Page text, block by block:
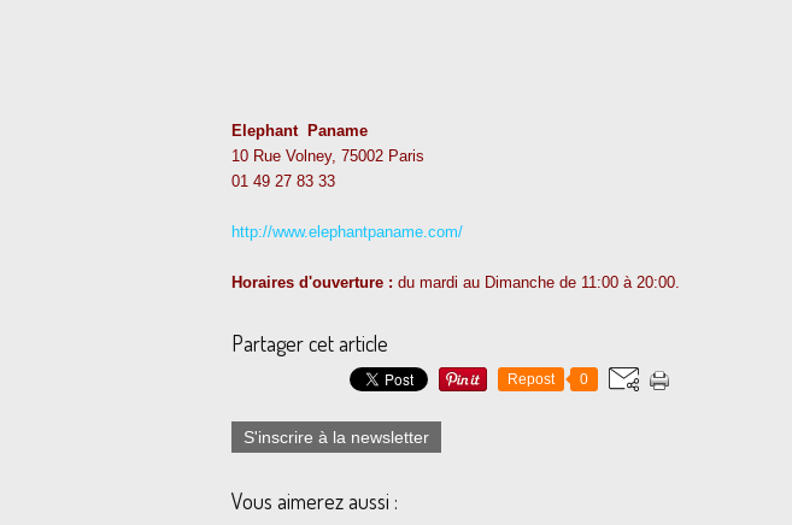
Elephant Paname
10 Rue Volney, 75002 Paris
01 49 27 83 33
http://www.elephantpaname.com/
Horaires d'ouverture : du mardi au Dimanche de 11:00 à 20:00.
Partager cet article
Repost 0
S'inscrire à la newsletter
Vous aimerez aussi :